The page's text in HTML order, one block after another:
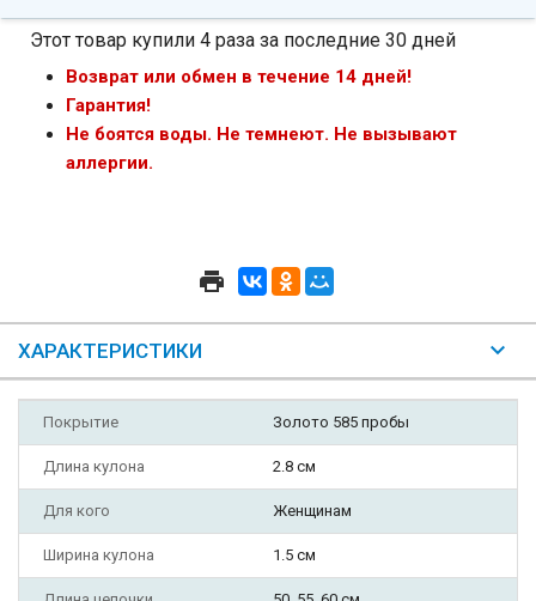
Этот товар купили 4 раза за последние 30 дней
Возврат или обмен в течение 14 дней!
Гарантия!
Не боятся воды. Не темнеют. Не вызывают
аллергии.
ХАРАКТЕРИСТИКИ
Покрытие Золото 585 пробы
Длина кулона 2.8 см
Для кого Женщинам
Ширина кулона 1.5 см